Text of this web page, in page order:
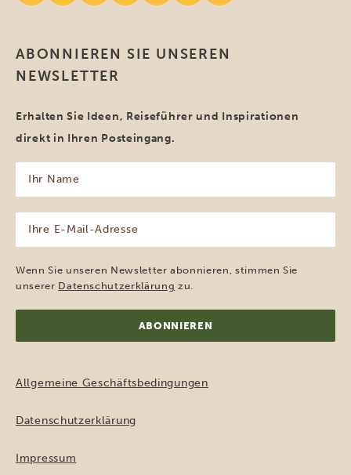
ABONNIEREN SIE UNSEREN
NEWSLETTER
Erhalten Sie Ideen, Reiseführer und Inspirationen
direkt in Ihren Posteingang.
Name
(erforderlich)
Mail-
Adresse
(erforderlich)
Wenn Sie unseren Newsletter abonnieren, stimmen Sie
unserer Datenschutzerklärung zu.
Allgemeine Geschäftsbedingungen
Datenschutzerklärung
Impressum